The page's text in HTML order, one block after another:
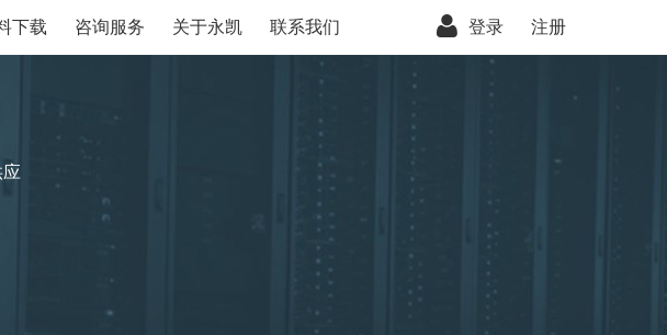
下载 咨询服务 关于永凯 联系我们 登录 注册